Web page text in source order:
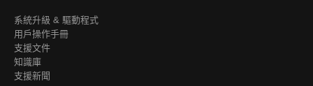
系統升級 & 驅動程式
用戶操作手冊
支援文件
知識庫
支援新聞